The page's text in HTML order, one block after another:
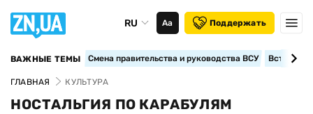
RU Аа Поддержать
ВАЖНЫЕ ТЕМЫ Смена правительства и руководства ВСУ
ГЛАВНАЯ КУЛЬТУРА
НОСТАЛЬГИЯ ПО КАРАБУЛЯМ